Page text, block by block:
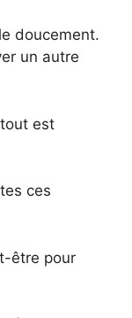
doucement.
un autre
est
ces
être pour